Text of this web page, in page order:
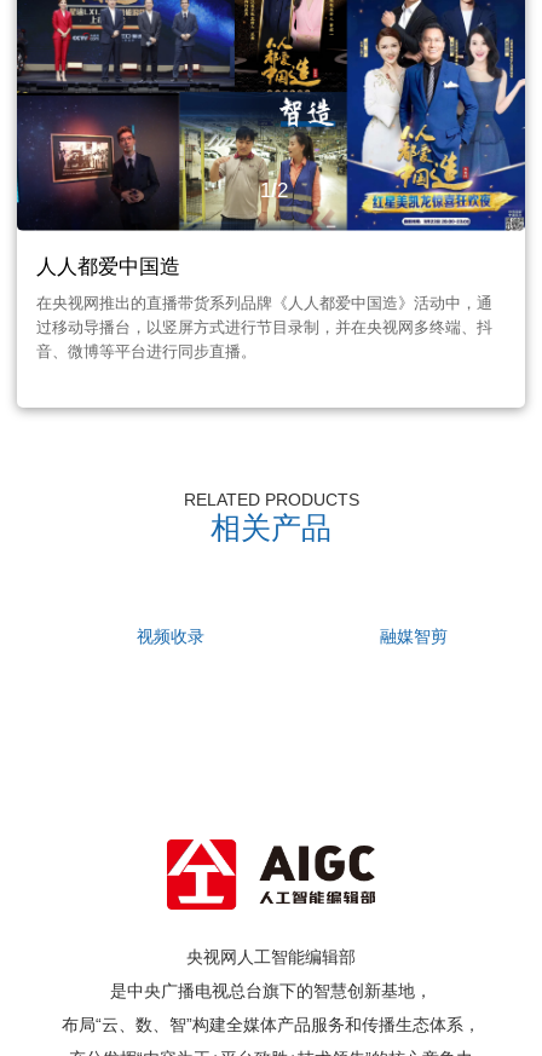
人人都爱中国造
在央视网推出的直播带货系列品牌《人人都爱中国造》活动中，通
过移动导播台，以竖屏方式进行节目录制，并在央视网多终端、抖
音、微博等平台进行同步直播。
1/2
RELATED PRODUCTS
相关产品
视频收录 融媒智剪
央视网人工智能编辑部
是中央广播电视总台旗下的智慧创新基地，
布局“云、数、智”构建全媒体产品服务和传播生态体系，